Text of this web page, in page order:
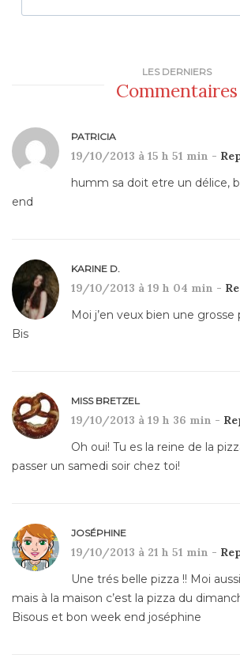
LES DERNIERS
Commentaires
PATRICIA
19/10/2013 à 15 h 51 min -
humm sa doit etre un délice,
end
KARINE D.
19/10/2013 à 19 h 04 min -
Moi j’en veux bien une grosse
Bis
MISS BRETZEL
19/10/2013 à 19 h 36 min -
Oh oui! Tu es la reine de la
passer un samedi soir chez toi!
JOSÉPHINE
19/10/2013 à 21 h 51 min -
Une trés belle pizza !! Moi
mais à la maison c’est la pizza du
Bisous et bon week end joséphine